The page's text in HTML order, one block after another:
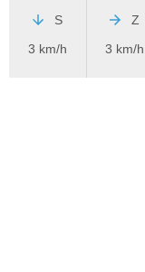
S
3 km/h
Z
3 km/h